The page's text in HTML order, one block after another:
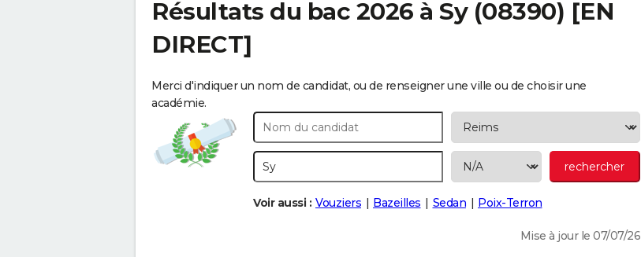
Résultats du bac 2026 à Sy(08390) [EN
DIRECT]
Merci d'indiquer un nom de candidat, ou de renseigner une ville ou de choisir une
académie.
Voir aussi : Vouziers Bazeilles Sedan Poix-Terron
Mise à jour le 07/07/26